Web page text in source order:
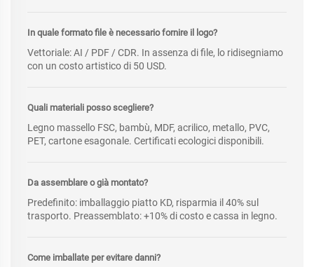
In quale formato file è necessario fornire il logo?
Vettoriale: AI / PDF / CDR. In assenza di file, lo ridisegniamo
con un costo artistico di 50 USD.
Quali materiali posso scegliere?
Legno massello FSC, bambù, MDF, acrilico, metallo, PVC,
PET, cartone esagonale. Certificati ecologici disponibili.
Da assemblare o già montato?
Predefinito: imballaggio piatto KD, risparmia il 40% sul
trasporto. Preassemblato: +10% di costo e cassa in legno.
Come imballate per evitare danni?